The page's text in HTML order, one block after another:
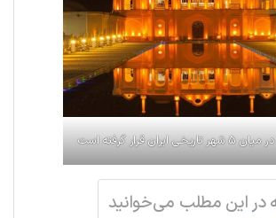
ایران قرار گرفته است
در این مطلب می‌خوانید